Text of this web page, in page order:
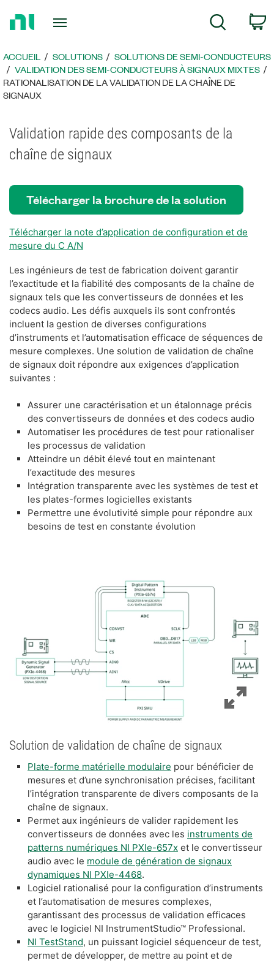
page
d’accueil
ACCUEIL SOLUTIONS
SOLUTIONS DE SEMI-CONDUCTEURS
​VALIDATION DES SEMI-CONDUCTEURS À SIGNAUX MIXTES
​RATIONALISATION DE LA VALIDATION DE LA CHAÎNE DE
SIGNAUX
Validation rapide des composants de la
chaîne de signaux
Télécharger la brochure de la solution
Télécharger la note d’application de configuration et de
mesure du C A/N
Les ingénieurs de test de fabrication doivent garantir
l’exactitude et la fiabilité des composants de la chaîne de
signaux tels que les convertisseurs de données et les
codecs audio. Les défis auxquels ils sont confrontés
incluent la gestion de diverses configurations
d’instruments et l’automatisation efficace de séquences de
mesure complexes. Une solution de validation de chaîne
de signaux doit répondre aux exigences d’application
suivantes :
Assurer une caractérisation et un étalonnage précis
des convertisseurs de données et des codecs audio
Automatiser les procédures de test pour rationaliser
les processus de validation
Atteindre un débit élevé tout en maintenant
l’exactitude des mesures
Intégration transparente avec les systèmes de test et
les plates-formes logicielles existants
Permettre une évolutivité simple pour répondre aux
besoins de test en constante évolution
Solution de validation de chaîne de signaux
Plate-forme matérielle modulaire pour bénéficier de
mesures et d’une synchronisation précises, facilitant
l’intégration transparente de divers composants de la
chaîne de signaux.
Permet aux ingénieurs de valider rapidement les
convertisseurs de données avec les instruments de
patterns numériques NI PXIe-657x et le convertisseur
audio avec le module de génération de signaux
dynamiques NI PXIe-4468.
Logiciel rationalisé pour la configuration d’instruments
et l’automatisation de mesures complexes,
garantissant des processus de validation efficaces
avec le logiciel NI InstrumentStudio™ Professional.
NI TestStand, un puissant logiciel séquenceur de test,
permet de développer, de mettre au point et de